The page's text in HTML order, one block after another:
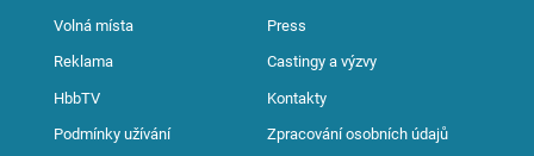
Volná místa Press
Reklama Castingy a výzvy
HbbTV Kontakty
Podmínky užívání Zpracování osobních údajů